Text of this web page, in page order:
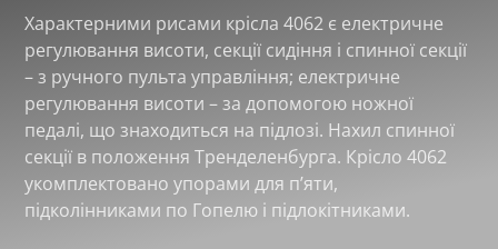
Характерними рисами крісла 4062 є електричне
регулювання висоти, секції сидіння і спинної секції
– з ручного пульта управління; електричне
регулювання висоти – за допомогою ножної
педалі, що знаходиться на підлозі. Нахил спинної
секції в положення Тренделенбурга. Крісло 4062
укомплектовано упорами для п’яти,
підколінниками по Гопелю і підлокітниками.